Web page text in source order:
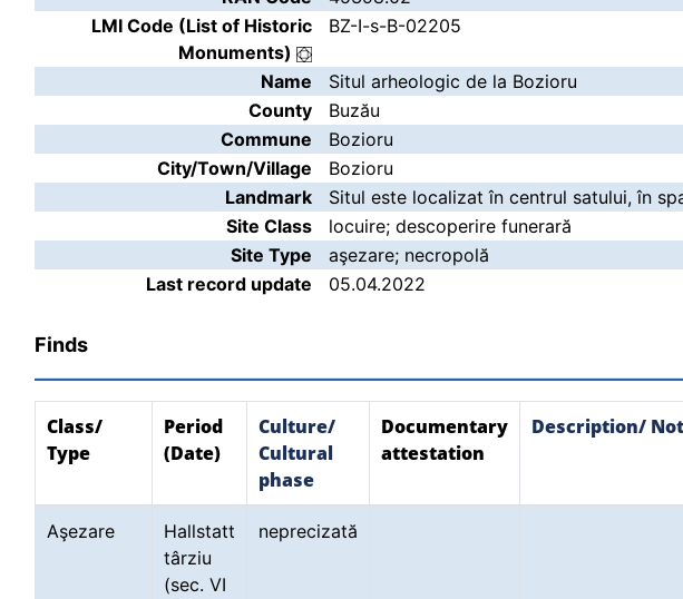
LMI Code (List of Historic
Monuments)
BZ-I-s-B-02205
Name
Situl arheologic de la Bozioru
County
Buzău
Commune
Bozioru
City/Town/Village
Bozioru
Landmark
Situl este localizat în centrul satului, în
Site Class
locuire; descoperire funerară
Site Type
aşezare; necropolă
Last record update
05.04.2022
Finds
Class/
Type
Period
(Date)
Culture/
Cultural
phase
Documentary
attestation
Description/
Aşezare
Hallstatt
târziu
(sec. VI
neprecizată